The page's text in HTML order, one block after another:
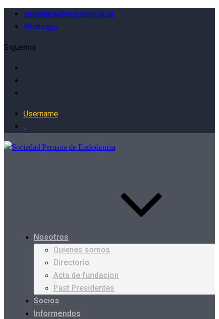
secretaria@endodoncia.pe
Whatsapp
Siguenos
Username
.
Nosotros
Quienes somos
Directorio
Acta de fundacion
Past Presidentes
Socios
Informendos